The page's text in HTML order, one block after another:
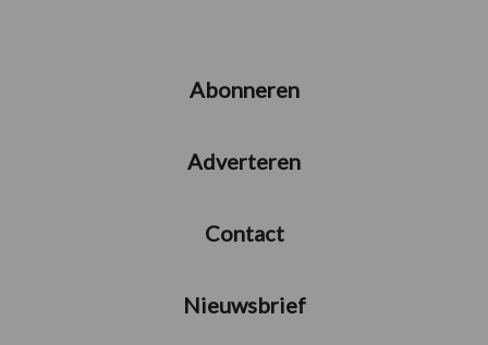
Abonneren
Adverteren
Contact
Nieuwsbrief